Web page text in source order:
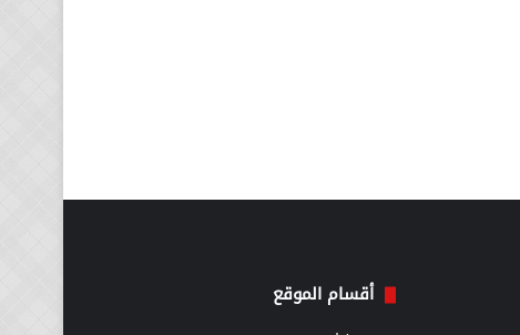
أقسام الموقع